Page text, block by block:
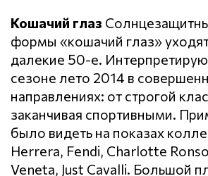
Кошачий глаз
формы «кошачий глаз»
далекие 50-е.
сезоне лето 2014 в
направлениях: от строгой
заканчивая спортивными.
было видеть на показах
Herrera, Fendi, Charlotte
Veneta, Just Cavalli. Большой